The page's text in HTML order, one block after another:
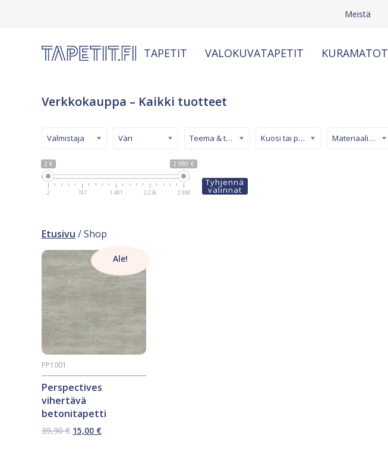
Meistä
TAPETIT VALOKUVATAPETIT KURAMATOT
Verkkokauppa – Kaikki tuotteet
2 € 2 980 €
2 747 1 491 2 236 2 980
Valmistaja Väri Teema & tyyli Kuosi tai pinta Materiaali/ tuotetyyppi
Tyhjennä
valinnat
Etusivu / Shop
Ale!
Perspectives
vihertävä
betonitapetti
PP1001
39,90€ Alkuperäinen
15,00 €Nykyinen